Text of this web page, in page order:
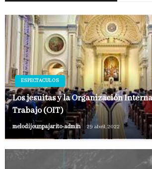
ESPECTACULOS
Los jesuitas y la Organización
Trabajo (OIT)
melodijounpajarito-admin 29 abril, 2022